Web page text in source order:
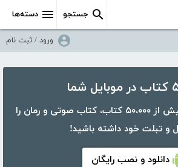
دسته‌ها جستجو
ورود / ثبت نام
با اپلیکیشن کتابراه، بیش از ۵۰،۰۰۰ کتاب، کتاب صوتی و رمان را
و تبلت خود داشته باشید!
دانلود و نصب رایگان